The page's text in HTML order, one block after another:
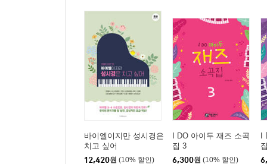
바이엘이지만 성시경은
치고 싶어
12,420원 (10% 할인)
I DO 아이두 재즈 소곡
집 3
6,300원 (10% 할인)